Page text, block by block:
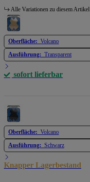
Alle Variationen zu diesem Artikel
Oberfläche: Volcano
Ausführung: Transparent
sofort lieferbar
Oberfläche: Volcano
Ausführung: Schwarz
Knapper Lagerbestand